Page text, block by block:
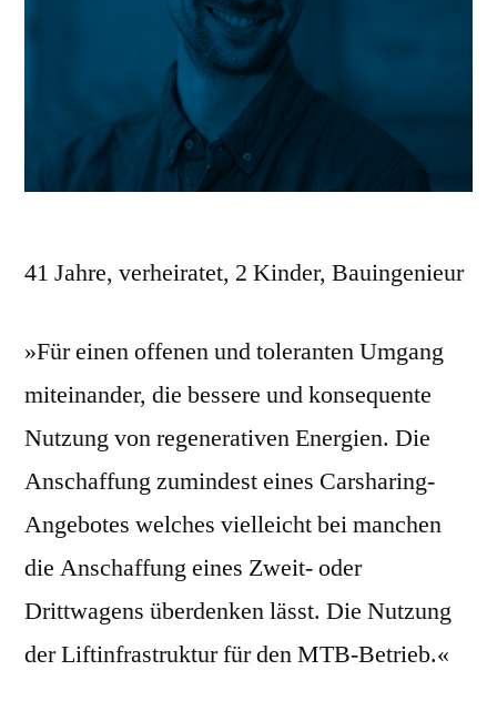
41 Jahre, verheiratet, 2 Kinder, Bauingenieur
»Für einen offenen und toleranten Umgang
miteinander, die bessere und konsequente
Nutzung von regenerativen Energien. Die
Anschaffung zumindest eines Carsharing-
Angebotes welches vielleicht bei manchen
die Anschaffung eines Zweit- oder
Drittwagens überdenken lässt. Die Nutzung
der Liftinfrastruktur für den MTB-Betrieb.«